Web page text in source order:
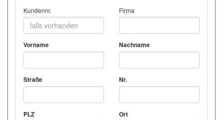
Kundennr. Firma
Vorname Nachname
Straße Nr.
PLZ Ort